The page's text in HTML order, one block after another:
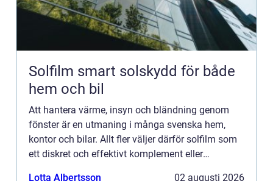
Solfilm smart solskydd för både
hem och bil
Att hantera värme, insyn och bländning genom
fönster är en utmaning i många svenska hem,
kontor och bilar. Allt fler väljer därför solfilm som
ett diskret och effektivt komplement eller
Lotta Albertsson 02 augusti 2026